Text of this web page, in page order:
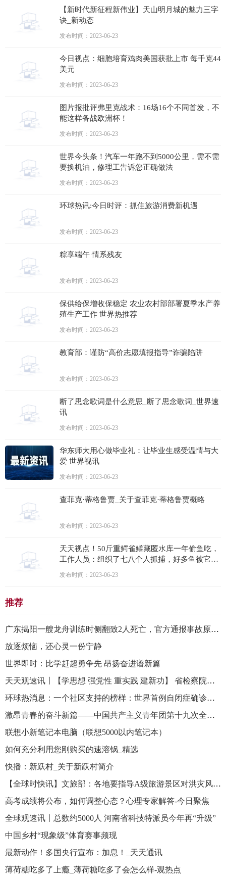
【新时代新征程新伟业】天山明月城的魅力三字
诀_新动态
发布时间：2023-06-23
今日视点：细胞培育鸡肉美国获批上市 每千克44
美元
发布时间：2023-06-23
图片报批评弗里克战术：16场16个不同首发，不
能这样备战欧洲杯！
发布时间：2023-06-23
世界今头条！汽车一年跑不到5000公里，需不需
要换机油，修理工告诉您正确做法
发布时间：2023-06-23
环球热讯:今日时评：抓住旅游消费新机遇
发布时间：2023-06-23
粽享端午 情系残友
发布时间：2023-06-23
保供给保增收保稳定 农业农村部部署夏季水产养
殖生产工作 世界热推荐
发布时间：2023-06-23
教育部：谨防“高价志愿填报指导”诈骗陷阱
发布时间：2023-06-23
断了思念歌词是什么意思_断了思念歌词_世界速
讯
发布时间：2023-06-23
华东师大用心做毕业礼：让毕业生感受温情与大
爱 世界视讯
发布时间：2023-06-23
查菲克·蒂格鲁贾_关于查菲克·蒂格鲁贾概略
发布时间：2023-06-23
天天视点！50斤重鳄雀鳝藏匿水库一年偷鱼吃，
工作人员：组织了七八个人抓捕，好多鱼被它吃
发布时间：2023-06-23
推荐
广东揭阳一艘龙舟训练时侧翻致2人死亡，官方通报事故原因 世界快讯
放逐烦恼，还心灵一份宁静
世界即时：比学赶超勇争先 昂扬奋进谱新篇
天天观速讯丨【学思想 强党性 重实践 建新功】 省检察院：坚持把检视整改贯穿始终 以解决突出问题深化主题教育成效
环球热消息：一个社区支持的榜样：世界首例自闭症确诊患者去世
激昂青春的奋斗新篇——中国共产主义青年团第十九次全国代表大会侧记|世界时快讯
联想小新笔记本电脑（联想5000以内笔记本）
如何充分利用您刚购买的速溶锅_精选
快播：新跃村_关于新跃村简介
【全球时快讯】文旅部：各地要指导A级旅游景区对洪灾风险区、地质灾害易发区等关键部位开展全面细致摸排
高考成绩将公布，如何调整心态？心理专家解答-今日聚焦
全球观速讯丨总数约5000人 河南省科技特派员今年再“升级”
中国乡村“现象级”体育赛事频现
最新动作！多国央行宣布：加息！_天天通讯
薄荷糖吃多了上瘾_薄荷糖吃多了会怎么样-观热点